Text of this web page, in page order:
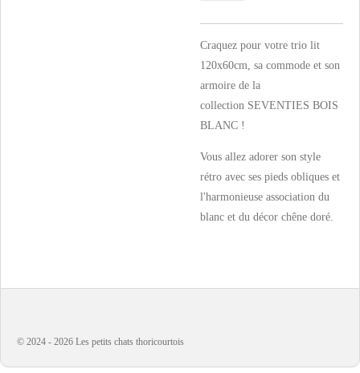
Craquez pour votre trio lit
120x60cm, sa commode et son
armoire de la
collection SEVENTIES BOIS
BLANC !
Vous allez adorer son style
rétro avec ses pieds obliques et
l'harmonieuse association du
blanc et du décor chêne doré.
© 2024 - 2026 Les petits chats thoricourtois